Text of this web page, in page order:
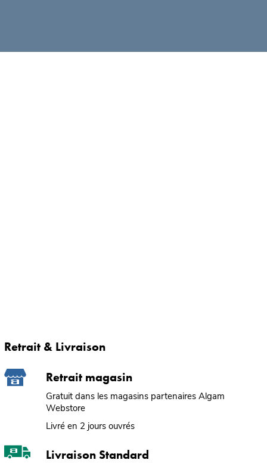
Retrait & Livraison
Retrait magasin
Gratuit dans les magasins partenaires Algam
Webstore
Livré en 2 jours ouvrés
Livraison Standard